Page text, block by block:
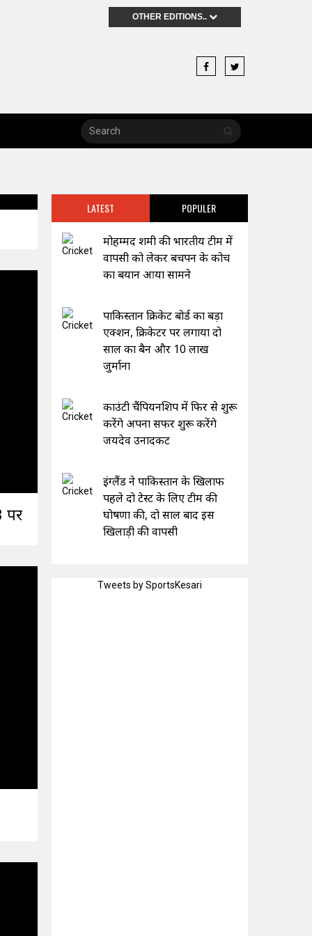
OTHER EDITIONS..
पर
LATEST POPULER
मोहम्मद शमी की भारतीय टीम में
वापसी को लेकर बचपन के कोच
का बयान आया सामने
पाकिस्तान क्रिकेट बोर्ड का बड़ा
एक्शन, क्रिकेटर पर लगाया दो
साल का बैन और 10 लाख
जुर्माना
काउंटी चैंपियनशिप में फिर से शुरू
करेंगे अपना सफर शुरू करेंगे
जयदेव उनादकट
इंग्लैंड ने पाकिस्तान के खिलाफ
पहले दो टेस्ट के लिए टीम की
घोषणा की, दो साल बाद इस
खिलाड़ी की वापसी
Tweets by SportsKesari